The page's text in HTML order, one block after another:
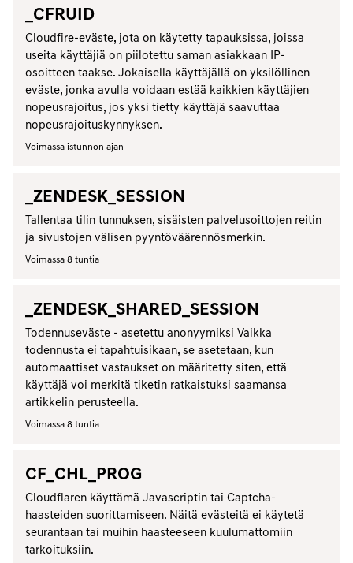
_CFRUID
Cloudfire-eväste, jota on käytetty tapauksissa, joissa
useita käyttäjiä on piilotettu saman asiakkaan IP-
osoitteen taakse. Jokaisella käyttäjällä on yksilöllinen
eväste, jonka avulla voidaan estää kaikkien käyttäjien
nopeusrajoitus, jos yksi tietty käyttäjä saavuttaa
nopeusrajoituskynnyksen.
Voimassa istunnon ajan
_ZENDESK_SESSION
Tallentaa tilin tunnuksen, sisäisten palvelusoittojen reitin
ja sivustojen välisen pyyntöväärennösmerkin.
Voimassa 8 tuntia
_ZENDESK_SHARED_SESSION
Todennuseväste - asetettu anonyymiksi Vaikka
todennusta ei tapahtuisikaan, se asetetaan, kun
automaattiset vastaukset on määritetty siten, että
käyttäjä voi merkitä tiketin ratkaistuksi saamansa
artikkelin perusteella.
Voimassa 8 tuntia
CF_CHL_PROG
Cloudflaren käyttämä Javascriptin tai Captcha-
haasteiden suorittamiseen. Näitä evästeitä ei käytetä
seurantaan tai muihin haasteeseen kuulumattomiin
tarkoituksiin.